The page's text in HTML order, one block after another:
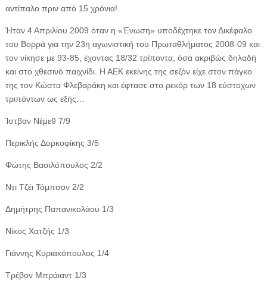
αντίπαλο πριν από 15 χρόνια!
Ήταν 4 Απριλίου 2009 όταν η «Ένωση» υποδέχτηκε τον Δικέφαλο
του Βορρά για την 23η αγωνιστική του Πρωταθλήματος 2008-09 και
τον νίκησε με 93-85, έχοντας 18/32 τρίποντα, όσα ακριβώς δηλαδή
και στο χθεσινό παιχνίδι. Η ΑΕΚ εκείνης της σεζόν είχε στον πάγκο
της τον Κώστα Φλεβαράκη και έφτασε στο ρεκόρ των 18 εύστοχων
τριπόντων ως εξής…
Ίστβαν Νέμεθ 7/9
Περικλής Δορκοφίκης 3/5
Φώτης Βασιλόπουλος 2/2
Ντι Τζέι Τόμπσον 2/2
Δημήτρης Παπανικολάου 1/3
Νίκος Χατζής 1/3
Γιάννης Κυριακόπουλος 1/4
Τρέβον Μπράιαντ 1/3